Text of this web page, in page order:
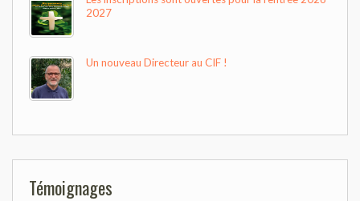
2027
Un nouveau Directeur au CIF !
Témoignages